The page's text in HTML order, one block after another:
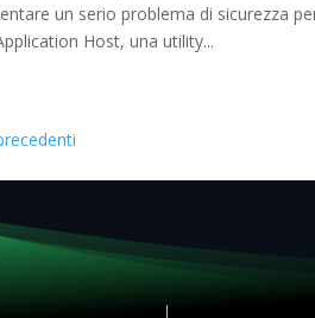
un serio problema di sicurezza
Host, una utility...